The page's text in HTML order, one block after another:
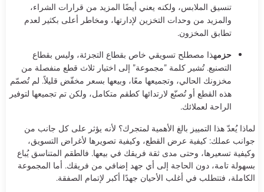
تنسيق الملابس، ولكنه يعني أيضًا المزيد من قرارات الشراء،
والمزيد من وحدات التخزين لإدارتها، ومخاطر أعلى بكثير لعدم
تطابق المخزون.
حزمهذا مصطلح تسويقي خاص بقطاع التجزئة، وليس بقطاع
التصنيع. تُشير كلمة "مجموعة" إلى اختيار ثلاث قطع منفصلة من
مخزونك الحالي، وتجميعها معًا، وبيعها بسعر مخفّض قليلاً. لم تُصمّم
هذه القطع أو تُصنّع لارتدائها كطقم متكامل، ولكن تم تجميعها لتوفير
الراحة لعملائك.
لماذا يُعدّ هذا التمييز بالغ الأهمية لمتجرك؟ لأنه يؤثر على كل جانب من
جوانب عملك: كيفية عرض القطع، وكيفية تصويرها لأغراض التسويق،
وكيفية تسعيرها، وحتى مدى ثقة فريقك في بيعها. فالطقم المتناسق يُباع
بسهولة تامة، دون الحاجة إلى أي جهد إضافي من فريقك. أما المجموعة
الكاملة، فتتطلب في أغلب الأحيان جهدًا أكبر لإتمام الصفقة.